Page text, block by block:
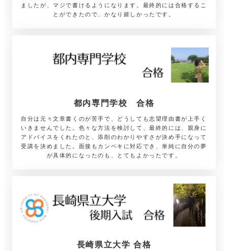
ましたが、マジで書けるようになります。最終的には合格するこ
とができたので、かなり嬉しかったです。
都内専門学校 合格
自分は元々文章書くのが苦手で、どうしても志望理由書が上手く
いきませんでした。色々な方法を検討して、最終的には、親身に
アドバイスをくれたのと、添削のわかりやすさが決め手になって
受講を決めました。面接もカンペキに対応でき、単純に自分の夢
が具体的になったのも、とてもよかったです。
長崎県立大学 合格